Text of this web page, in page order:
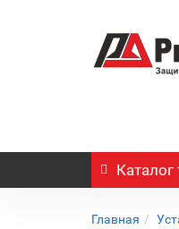
Каталог
Главная